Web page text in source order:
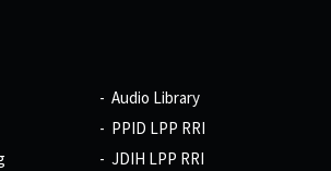
Audio Library
PPID LPP RRI
JDIH LPP RRI